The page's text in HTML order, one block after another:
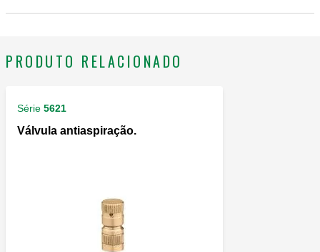
PRODUTO RELACIONADO
Série 5621
Válvula antiaspiração.